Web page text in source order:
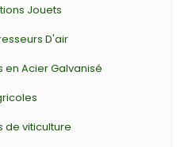
Jouets
D'air
en Acier Galvanisé
de viticulture